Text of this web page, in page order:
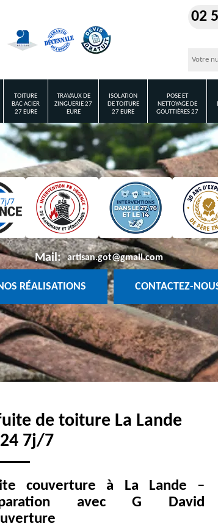
02
TOITURE
BAC ACIER
27 EURE
TRAVAUX DE
ZINGUERIE 27
EURE
ISOLATION
DE TOITURE
27 EURE
POSE ET
NETTOYAGE DE
GOUTTIÈRES 27
Mail: artisan.got@gmail.com
RÉALISATIONS CONTACTEZ-
de toiture La Lande
7j/7
couverture à La Lande –
avec G David